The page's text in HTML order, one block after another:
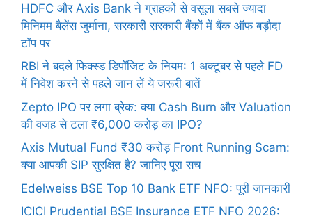
HDFC और Axis Bank ने ग्राहकों से वसूला सबसे ज्यादा
मिनिमम बैलेंस जुर्माना, सरकारी सरकारी बैंकों में बैंक ऑफ बड़ौदा
टॉप पर
RBI ने बदले फिक्स्ड डिपॉजिट के नियम: 1 अक्टूबर से पहले FD
में निवेश करने से पहले जान लें ये जरूरी बातें
Zepto IPO पर लगा ब्रेक: क्या Cash Burn और Valuation
की वजह से टला ₹6,000 करोड़ का IPO?
Axis Mutual Fund ₹30 करोड़ Front Running Scam:
क्या आपकी SIP सुरक्षित है? जानिए पूरा सच
Edelweiss BSE Top 10 Bank ETF NFO: पूरी जानकारी
ICICI Prudential BSE Insurance ETF NFO 2026: